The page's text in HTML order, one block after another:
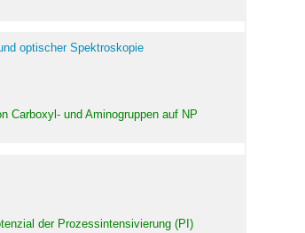
optischer Spektroskopie
Carboxyl- und Aminogruppen auf NP
der Prozessintensivierung (PI)